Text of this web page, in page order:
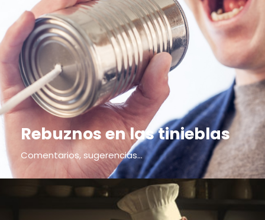
Rebuznos en las tinieblas
Comentarios, sugerencias...